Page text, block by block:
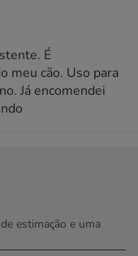
É
meu cão. Uso para
Já encomendei
estimação e uma